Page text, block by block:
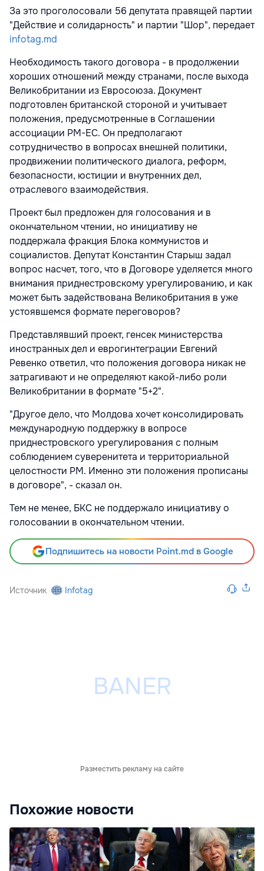
За это проголосовали 56 депутата правящей партии
"Действие и солидарность" и партии "Шор", передает
infotag.md
Необходимость такого договора - в продолжении
хороших отношений между странами, после выхода
Великобритании из Евросоюза. Документ
подготовлен британской стороной и учитывает
положения, предусмотренные в Соглашении
ассоциации РМ-ЕС. Он предполагают
сотрудничество в вопросах внешней политики,
продвижении политического диалога, реформ,
безопасности, юстиции и внутренних дел,
отраслевого взаимодействия.
Проект был предложен для голосования и в
окончательном чтении, но инициативу не
поддержала фракция Блока коммунистов и
социалистов. Депутат Константин Старыш задал
вопрос насчет, того, что в Договоре уделяется много
внимания приднестровскому урегулированию, и как
может быть задействована Великобритания в уже
устоявшемся формате переговоров?
Представлявший проект, генсек министерства
иностранных дел и еврогинтеграции Евгений
Ревенко ответил, что положения договора никак не
затрагивают и не определяют какой-либо роли
Великобритании в формате "5+2".
"Другое дело, что Молдова хочет консолидировать
международную поддержку в вопросе
приднестровского урегулирования с полным
соблюдением суверенитета и территориальной
целостности РМ. Именно эти положения прописаны
в договоре", - сказал он.
Тем не менее, БКС не поддержало инициативу о
голосовании в окончательном чтении.
Подпишитесь на новости Point.md в Google
Источник Infotag
Разместить рекламу на сайте
Похожие новости